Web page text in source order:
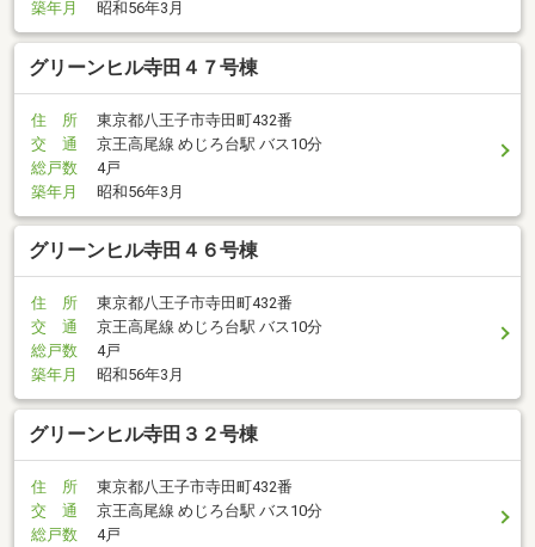
築年月
昭和56年3月
グリーンヒル寺田４７号棟
住 所
東京都八王子市寺田町432番
交 通
京王高尾線 めじろ台駅 バス10分
総戸数
4戸
築年月
昭和56年3月
グリーンヒル寺田４６号棟
住 所
東京都八王子市寺田町432番
交 通
京王高尾線 めじろ台駅 バス10分
総戸数
4戸
築年月
昭和56年3月
グリーンヒル寺田３２号棟
住 所
東京都八王子市寺田町432番
交 通
京王高尾線 めじろ台駅 バス10分
総戸数
4戸